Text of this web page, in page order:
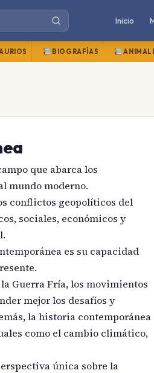
Inicio
BIOGRAFÍAS
que abarca los
mundo moderno.
conflictos geopolíticos del
sociales, económicos y
es su capacidad
Guerra Fría, los movimientos
mejor los desafíos y
la historia contemporánea
como el cambio climático,
única sobre la